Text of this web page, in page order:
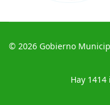
© 2026 Gobierno
Hay